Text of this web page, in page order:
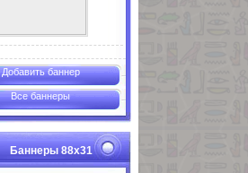
Добавить баннер
Все баннеры
Баннеры 88х31